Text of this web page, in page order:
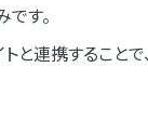
す。
と連携すること